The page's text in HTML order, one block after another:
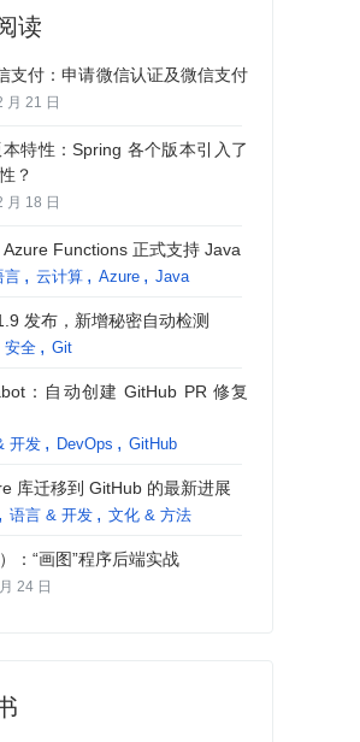
读
支付：申请微信认证及微信支付
月 21 日
特性：Spring 各个版本引入了
？
月 18 日
Functions 正式支持 Java
言 云计算 Azure Java
发布，新增秘密自动检测
安全 Git
：自动创建 GitHub PR 修复
开发 DevOps GitHub
库迁移到 GitHub 的最新进展
语言 & 开发 文化 & 方法
：“画图”程序后端实战
24 日